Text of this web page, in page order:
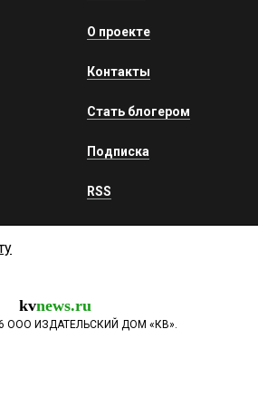
О проекте
Контакты
Стать блогером
Подписка
RSS
kvnews.ru
ООО ИЗДАТЕЛЬСКИЙ ДОМ «КВ».